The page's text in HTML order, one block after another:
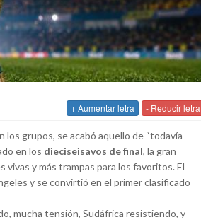
+ Aumentar letra - Reducir letra
los grupos, se acabó aquello de “todavía
en los dieciseisavos de final, la gran
y más trampas para los favoritos. El
y se convirtió en el primer clasificado
mucha tensión, Sudáfrica resistiendo, y